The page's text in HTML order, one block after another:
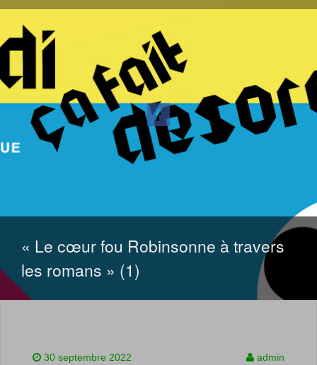
« Le cœur fou Robinsonne à travers
les romans » (1)
30 septembre 2022 admin